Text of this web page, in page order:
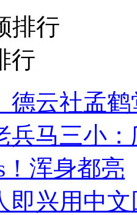
排行
行
德云社孟
兵马三小
浑身都亮
即兴用中